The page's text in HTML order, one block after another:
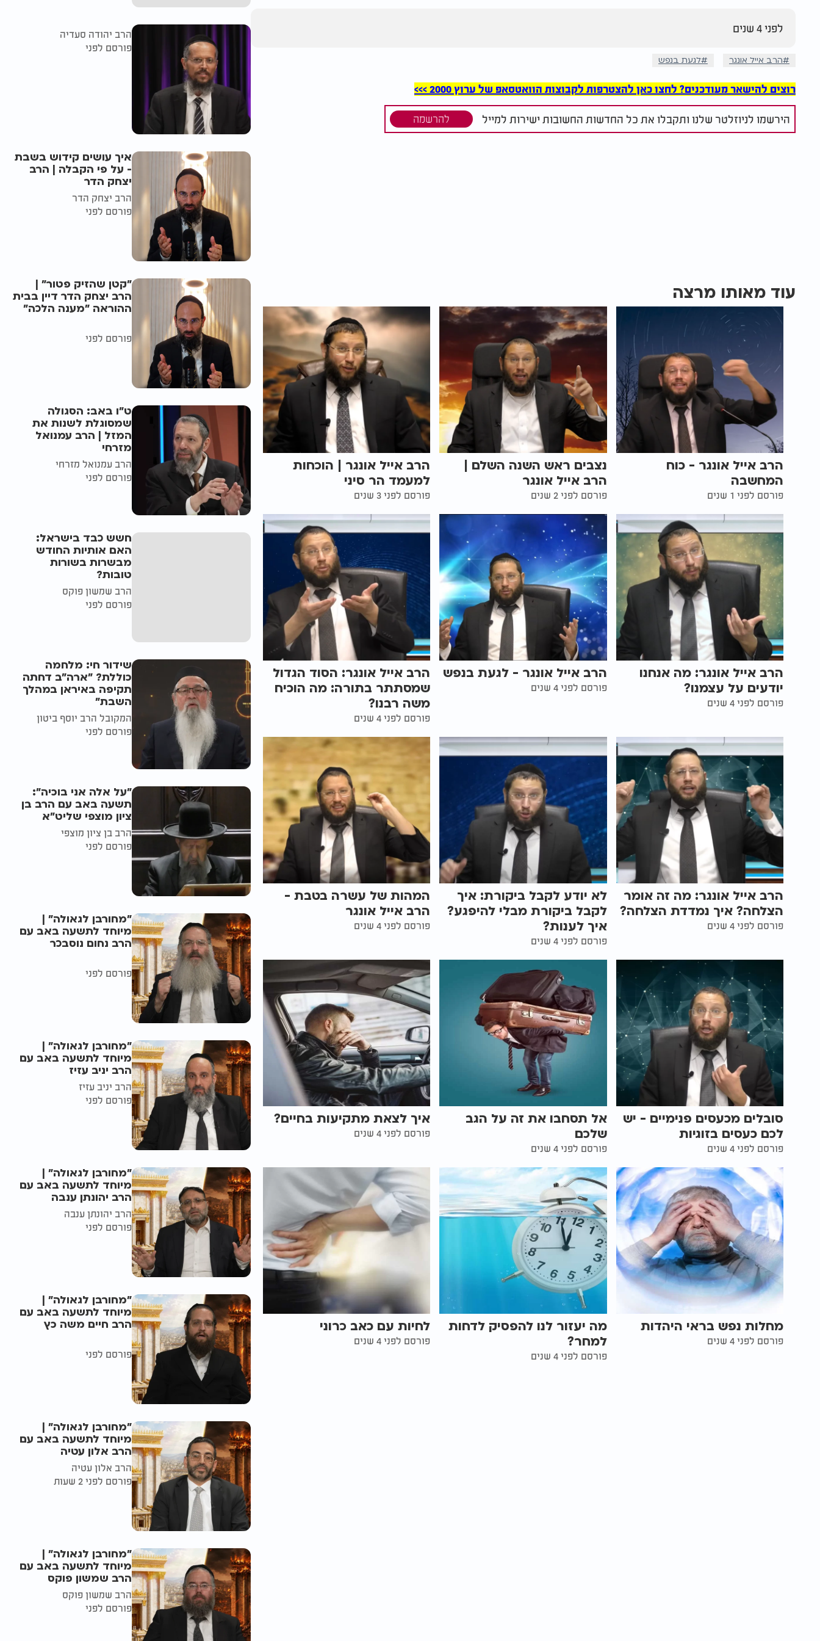
לפני 4 שנים
הרב אייל אונגר לגעת בנפש
רוצים להישאר מעודכנים? לחצו כאן להצטרפות לקבוצות הוואטסאפ של ערוץ 2000 >>>
הירשמו לניוזלטר שלנו ותקבלו את כל החדשות החשובות ישירות למייל להרשמה
עוד מאותו מרצה
הרב אייל אונגר - כוח
המחשבה
פורסם לפני 1 שנים
נצבים ראש השנה השלם |
הרב אייל אונגר
פורסם לפני 2 שנים
הרב אייל אונגר | הוכחות
למעמד הר סיני
פורסם לפני 3 שנים
הרב אייל אונגר: מה אנחנו
יודעים על עצמנו?
פורסם לפני 4 שנים
הרב אייל אונגר - לגעת בנפש
פורסם לפני 4 שנים
הרב אייל אונגר: הסוד הגדול
שמסתתר בתורה: מה הוכיח
משה רבנו?
פורסם לפני 4 שנים
הרב אייל אונגר: מה זה אומר
הצלחה? איך נמדדת הצלחה?
פורסם לפני 4 שנים
לא יודע לקבל ביקורת: איך
לקבל ביקורת מבלי להיפגע?
איך לענות?
פורסם לפני 4 שנים
המהות של עשרה בטבת -
הרב אייל אונגר
פורסם לפני 4 שנים
סובלים מכעסים פנימיים - יש
לכם כעסים בזוגיות
פורסם לפני 4 שנים
אל תסחבו את זה על הגב
שלכם
פורסם לפני 4 שנים
איך לצאת מתקיעות בחיים?
פורסם לפני 4 שנים
מחלות נפש בראי היהדות
פורסם לפני 4 שנים
מה יעזור לנו להפסיק לדחות
למחר?
פורסם לפני 4 שנים
לחיות עם כאב כרוני
פורסם לפני 4 שנים
הרב יהודה סעדיה
פורסם לפני
איך עושים קידוש בשבת
- על פי הקבלה | הרב
יצחק הדר
הרב יצחק הדר
פורסם לפני
"קטן שהזיק פטור" |
הרב יצחק הדר דיין בבית
ההוראה "מענה הלכה"
פורסם לפני
ט"ו באב: הסגולה
שמסוגלת לשנות את
המזל | הרב עמנואל
מזרחי
הרב עמנואל מזרחי
פורסם לפני
חשש כבד בישראל:
האם אותיות החודש
מבשרות בשורות
טובות?
הרב שמשון פוקס
פורסם לפני
שידור חי: מלחמה
כוללת? ״ארה"ב דחתה
תקיפה באיראן במהלך
השבת״
המקובל הרב יוסף ביטון
פורסם לפני
"על אלה אני בוכיה":
תשעה באב עם הרב בן
ציון מוצפי שליט"א
הרב בן ציון מוצפי
פורסם לפני
"מחורבן לגאולה" |
מיוחד לתשעה באב עם
הרב נחום נוסבכר
פורסם לפני
"מחורבן לגאולה" |
מיוחד לתשעה באב עם
הרב יניב עזיז
הרב יניב עזיז
פורסם לפני
"מחורבן לגאולה" |
מיוחד לתשעה באב עם
הרב יהונתן ענבה
הרב יהונתן ענבה
פורסם לפני
"מחורבן לגאולה" |
מיוחד לתשעה באב עם
הרב חיים משה כץ
פורסם לפני
"מחורבן לגאולה" |
מיוחד לתשעה באב עם
הרב אלון עטיה
הרב אלון עטיה
פורסם לפני 2 שעות
"מחורבן לגאולה" |
מיוחד לתשעה באב עם
הרב שמשון פוקס
הרב שמשון פוקס
פורסם לפני